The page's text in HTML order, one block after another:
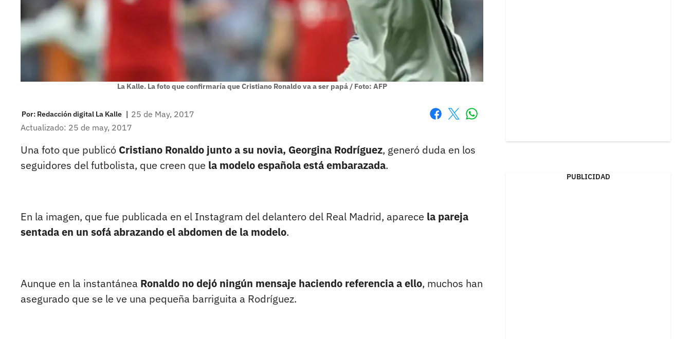
La Kalle. La foto que confirmaría que Cristiano Ronaldo va a ser papá / Foto: AFP
Por: Redacción digital La Kalle | 25 de May, 2017
Actualizado: 25 de may, 2017
Una foto que publicó Cristiano Ronaldo junto a su novia, Georgina Rodríguez, generó duda en los
seguidores del futbolista, que creen que la modelo española está embarazada.
En la imagen, que fue publicada en el Instagram del delantero del Real Madrid, aparece la pareja
sentada en un sofá abrazando el abdomen de la modelo.
Aunque en la instantánea Ronaldo no dejó ningún mensaje haciendo referencia a ello, muchos han
asegurado que se le ve una pequeña barriguita a Rodríguez.
PUBLICIDAD